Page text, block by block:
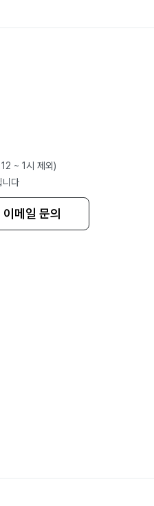
~ 1시 제외)
니다
이메일 문의